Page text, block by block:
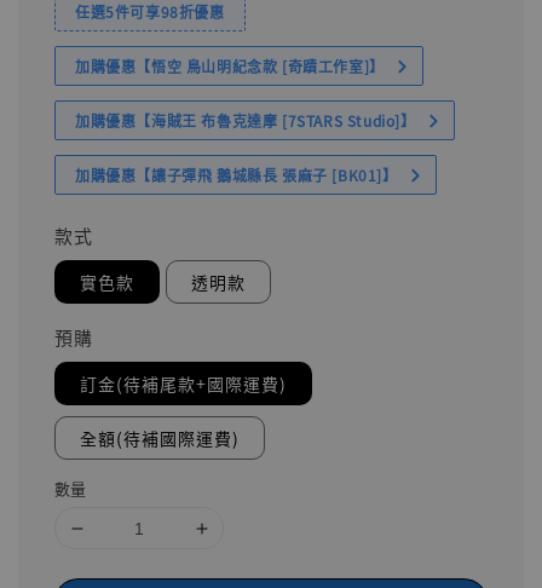
任選5件可享98折優惠
加購優惠【悟空 鳥山明紀念款 [奇蹟工作室]】
加購優惠【海賊王 布魯克達摩 [7STARS Studio]】
加購優惠【讓子彈飛 鵝城縣長 張麻子 [BK01]】
款式
實色款 透明款
預購
訂金(待補尾款+國際運費)
全額(待補國際運費)
數量